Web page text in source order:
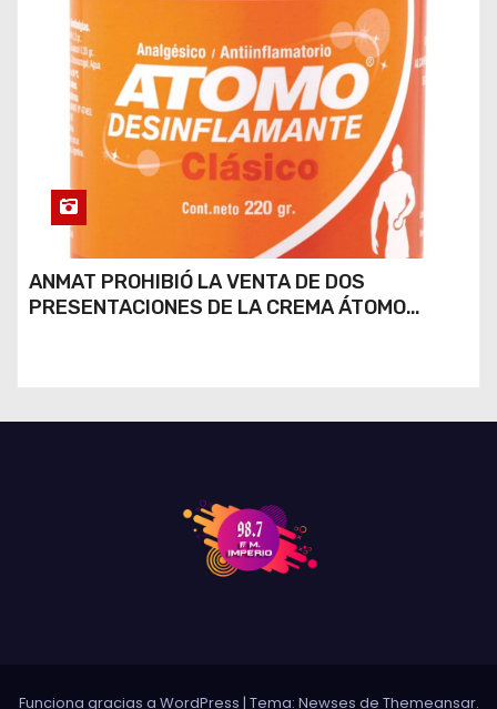
ANMAT PROHIBIÓ LA VENTA DE DOS
PRESENTACIONES DE LA CREMA ÁTOMO
Funciona gracias a WordPress | Tema: Newses de Themeansar.